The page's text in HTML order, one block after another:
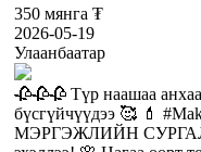
350 мянга ₮
2026-05-19
Улаанбаатар
🥀🥀🥀 Түр наашаа
бүсгүйчүүдээ 🥰 💄
МЭРГЭЖЛИЙН